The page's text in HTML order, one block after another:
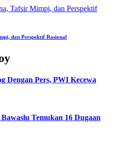
dan Perspektif Rasional
Dengan Pers, PWI Kecewa
Temukan 16 Dugaan